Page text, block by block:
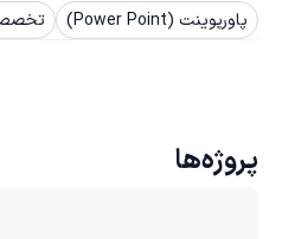
پاورپوینت (Power Point) تخصص
پروژه‌ها